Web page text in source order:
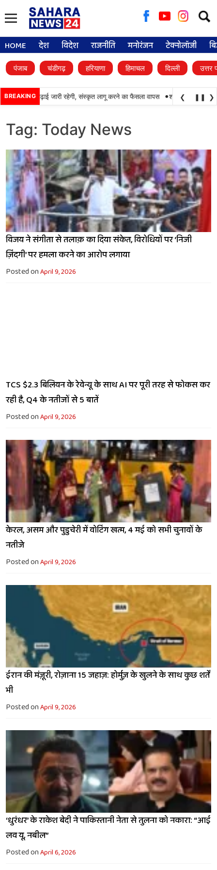
for:
HOME देश विदेश राजनीति मनोरंजन टेक्नोलॉजी
पंजाब चंडीगढ़ हरियाणा हिमाचल दिल्ली उत्तर
BREAKING
पंजाबी की पढ़ाई जारी रहेगी, संस्कृत लागू करने का फैसला वापस •श्री गुरु हरिकृष्ण साहिब
❮ ❚❚ ❯
Tag: Today News
विजय ने संगीता से तलाक़ का दिया संकेत, विरोधियों पर ‘निजी
ज़िंदगी’ पर हमला करने का आरोप लगाया
Posted onApril 9, 2026
TCS $2.3 बिलियन के रेवेन्यू के साथ AI पर पूरी तरह से फोकस कर
रही है, Q4 के नतीजों से 5 बातें
Posted onApril 9, 2026
केरल, असम और पुडुचेरी में वोटिंग खत्म, 4 मई को सभी चुनावों के
नतीजे
Posted onApril 9, 2026
ईरान की मंज़ूरी, रोज़ाना 15 जहाज़: होर्मुज़ के खुलने के साथ कुछ शर्तें
भी
Posted onApril 9, 2026
‘धुरंधर’ के राकेश बेदी ने पाकिस्तानी नेता से तुलना को नकारा: “आई
लव यू, नबील”
Posted onApril 6, 2026